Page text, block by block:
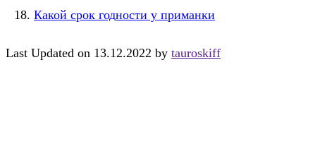
Какой срок годности у приманки
Last Updated on 13.12.2022 by tauroskiff